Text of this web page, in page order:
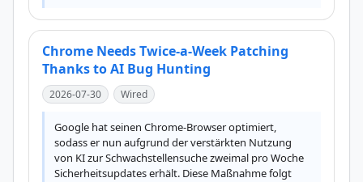
Chrome Needs Twice-a-Week Patching
Thanks to AI Bug Hunting
2026-07-30 Wired
Google hat seinen Chrome-Browser optimiert,
sodass er nun aufgrund der verstärkten Nutzung
von KI zur Schwachstellensuche zweimal pro Woche
Sicherheitsupdates erhält. Diese Maßnahme folgt